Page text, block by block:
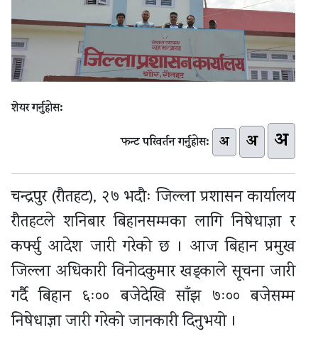
शेयर गर्नुहोस:
फन्ट परिवर्तन गर्नुहोस: अ अ अ
चन्द्रपुर (रौतहट), २७ भदौः जिल्ला प्रशासन कार्यालय
रौतहटले शनिबार बिहानसम्मका लागि निषेधाज्ञा र
कर्फ्यु आदेश जारी गरेको छ । आज बिहान प्रमुख
जिल्ला अधिकारी विनोदकुमार खड्काले सूचना जारी
गर्दै बिहान ६ः०० बजेदेखि साँझ ७ः०० बजेसम्म
निषेधाज्ञा जारी गरेको जानकारी दिनुभयो ।